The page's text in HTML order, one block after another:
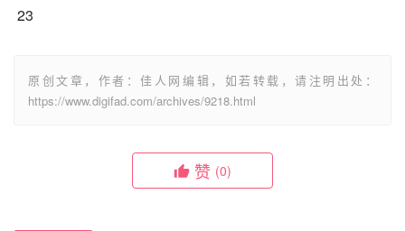
23
原创文章，作者：佳人网编辑，如若转载，请注明出处：
https://www.digifad.com/archives/9218.html
赞 (0)